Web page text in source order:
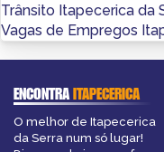
Trânsito Itapecerica da
Vagas de Empregos
ENCONTRAITAPECERICA
O melhor de Itapecerica
da Serra num só lugar!